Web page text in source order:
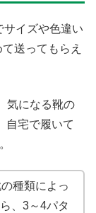
サイズや色違い
送ってもらえ
気になる靴の
自宅で履いて
種類によっ
、3～4パタ